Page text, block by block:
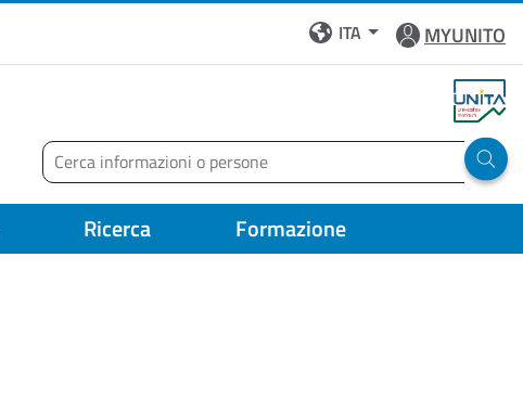
ITA MYUNITO
Cerca
Run
Ricerca Formazione